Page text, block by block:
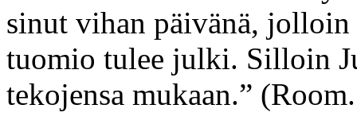
sinut vihan päivänä,
tuomio tulee julki. Silloin
tekojensa mukaan.”